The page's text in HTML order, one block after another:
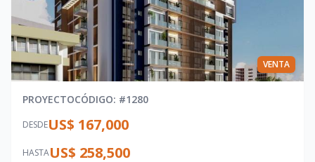
VENTA
PROYECTOCÓDIGO: #1280
DESDEUS$ 167,000
HASTAUS$ 258,500